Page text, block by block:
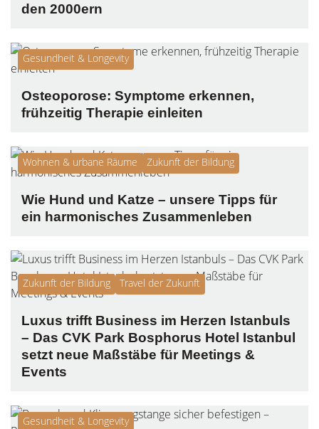
den 2000ern
Gesundheit & Longevity
Osteoporose: Symptome erkennen,
frühzeitig Therapie einleiten
Wohnen & urbane Räume Zukunft der Bildung
Wie Hund und Katze – unsere Tipps für
ein harmonisches Zusammenleben
Zukunft der Bildung Travel der Zukunft
Luxus trifft Business im Herzen Istanbuls
– Das CVK Park Bosphorus Hotel Istanbul
setzt neue Maßstäbe für Meetings &
Events
Gesundheit & Longevity